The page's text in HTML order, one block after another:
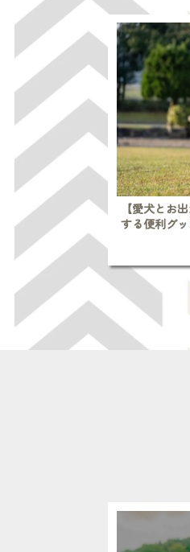
【愛犬とお
する便利グ